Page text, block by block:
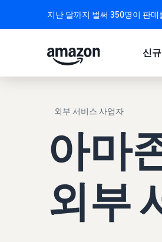
지난 달까지 벌써 350명이 판매
신
외부 서비스 사업자
아마
외부